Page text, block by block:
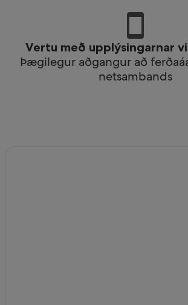
Vertu með upplýsingarnar
Þægilegur aðgangur að
netsambands